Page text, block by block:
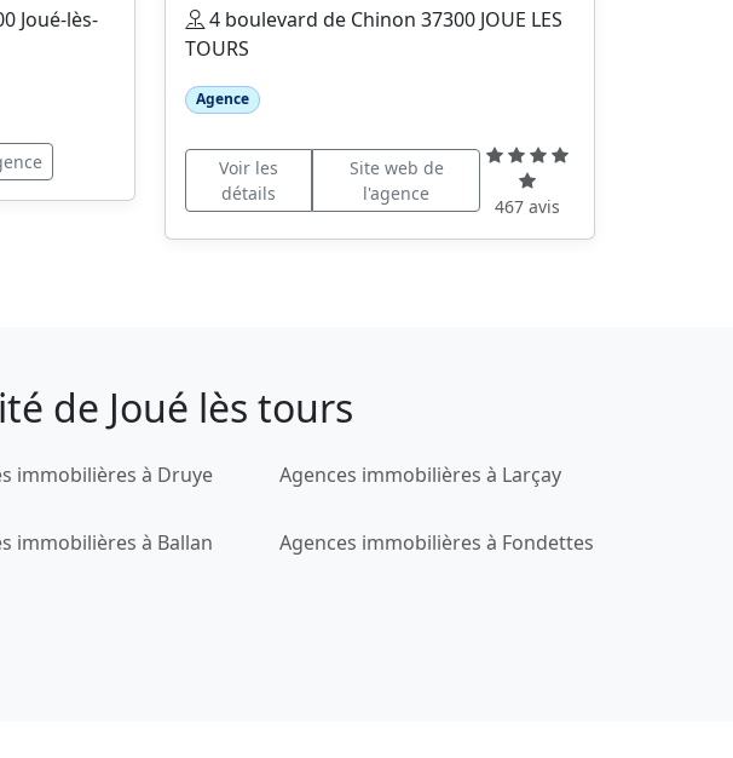
Joué-lès-
4 boulevard de Chinon 37300 JOUE LES
TOURS
Agence
Voir les
détails
Site web de
l'agence
467 avis
de Joué lès tours
immobilières à Druye Agences immobilières à Larçay
immobilières à Ballan
Agences immobilières à Fondettes